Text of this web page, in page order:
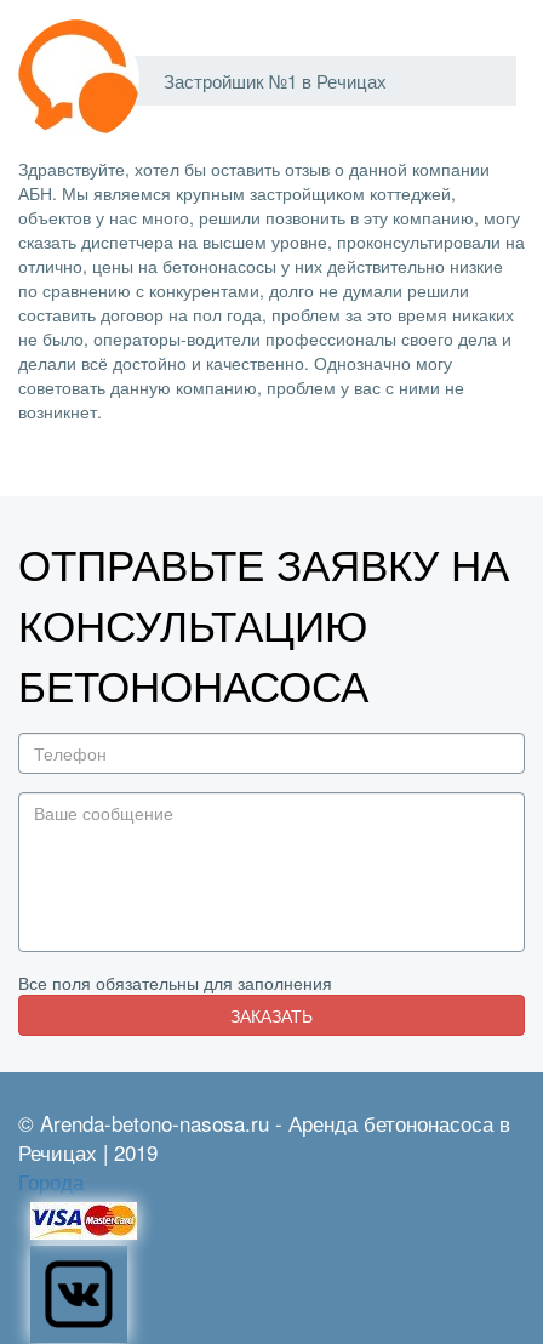
Застройшик №1 в Речицах
Здравствуйте, хотел бы оставить отзыв о данной компании
АБН. Мы являемся крупным застройщиком коттеджей,
объектов у нас много, решили позвонить в эту компанию, могу
сказать диспетчера на высшем уровне, проконсультировали на
отлично, цены на бетононасосы у них действительно низкие
по сравнению с конкурентами, долго не думали решили
составить договор на пол года, проблем за это время никаких
не было, операторы-водители профессионалы своего дела и
делали всё достойно и качественно. Однозначно могу
советовать данную компанию, проблем у вас с ними не
возникнет.
ОТПРАВЬТЕ ЗАЯВКУ НА
КОНСУЛЬТАЦИЮ
БЕТОНОНАСОСА
Все поля обязательны для заполнения
ЗАКАЗАТЬ
© Arenda-betono-nasosa.ru - Аренда бетононасоса в
Речицах | 2019
Города